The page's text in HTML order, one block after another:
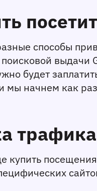
способы
выдачи
будет
мы начнем как
купить